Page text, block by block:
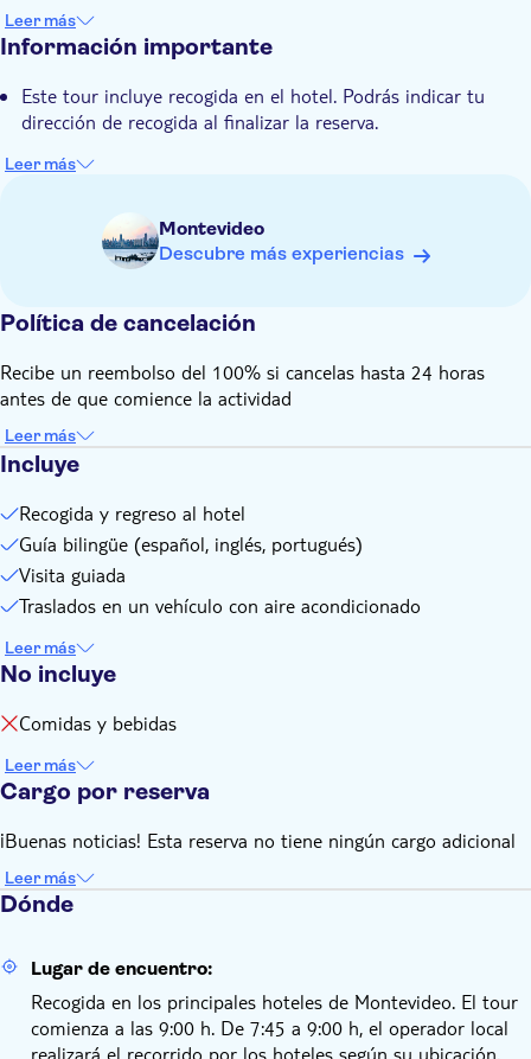
Disfrute de un breve recorrido por la playa de Piriápolis
Contempla La Mano, el monumento más emblemático de
Leer más
Información importante
Este tour incluye recogida en el hotel. Podrás indicar tu
dirección de recogida al finalizar la reserva.
Leer más
Montevideo
Descubre más experiencias
Política de cancelación
Recibe un reembolso del 100% si cancelas hasta 24 horas
antes de que comience la actividad
Leer más
Incluye
Recogida y regreso al hotel
Guía bilingüe (español, inglés, portugués)
Visita guiada
Traslados en un vehículo con aire acondicionado
Leer más
No incluye
Comidas y bebidas
Leer más
Cargo por reserva
¡Buenas noticias! Esta reserva no tiene ningún cargo adicional
Leer más
Dónde
Lugar de encuentro:
Recogida en los principales hoteles de Montevideo. El tour
comienza a las 9:00 h. De 7:45 a 9:00 h, el operador local
realizará el recorrido por los hoteles según su ubicación.